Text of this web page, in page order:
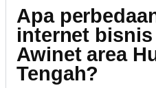
Apa
internet
Awinet area
Tengah?